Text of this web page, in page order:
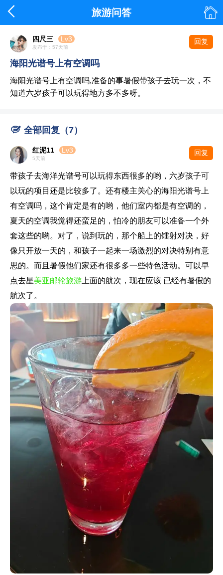
 旅游问答 
四尺三 Lv3
发布于：57天前
回复
海阳光谱号上有空调吗
海阳光谱号上有空调吗,准备的事暑假带孩子去玩一次，不
知道六岁孩子可以玩得地方多不多呀。
 全部回复（7）
红泥11 Lv3
5天前
回复
带孩子去海洋光谱号可以玩得东西很多的哟，六岁孩子可
以玩的项目还是比较多了。还有楼主关心的海阳光谱号上
有空调吗，这个肯定是有的哟，他们室内都是有空调的，
夏天的空调我觉得还蛮足的，怕冷的朋友可以准备一个外
套这些的哟。对了，说到玩的，那个船上的镭射对决，好
像只开放一天的，和孩子一起来一场激烈的对决特别有意
思的。而且暑假他们家还有很多多一些特色活动。可以早
点去星美亚邮轮旅游 上面的航次，现在应该 已经有暑假的
航次了。